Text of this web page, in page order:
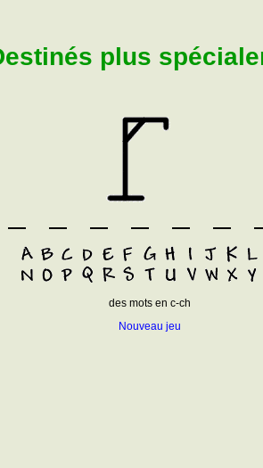
plus
des mots en c-ch
Nouveau jeu